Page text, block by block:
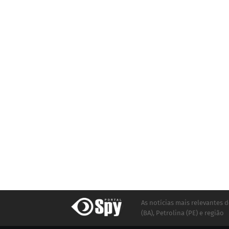
As notícias mais relevantes
(BA), Petrolina (PE) e região